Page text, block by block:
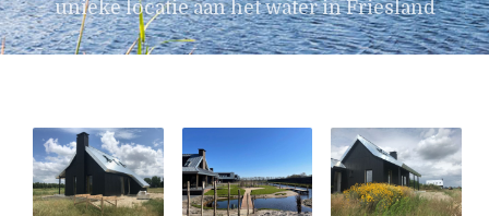
unieke locatie aan het water in Friesland